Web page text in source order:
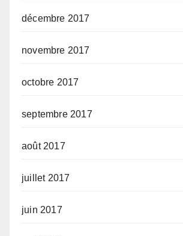
décembre 2017
novembre 2017
octobre 2017
septembre 2017
août 2017
juillet 2017
juin 2017